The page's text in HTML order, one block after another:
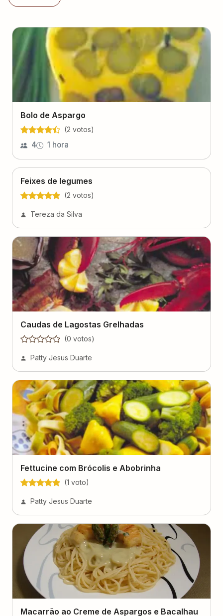
Bolo de Aspargo
(2 votos)
4 1 hora
Feixes de legumes
(2 votos)
Tereza da Silva
Caudas de Lagostas Grelhadas
(0 votos)
Patty Jesus Duarte
Fettucine com Brócolis e Abobrinha
(1 voto)
Patty Jesus Duarte
Macarrão ao Creme de Aspargos e Bacalhau